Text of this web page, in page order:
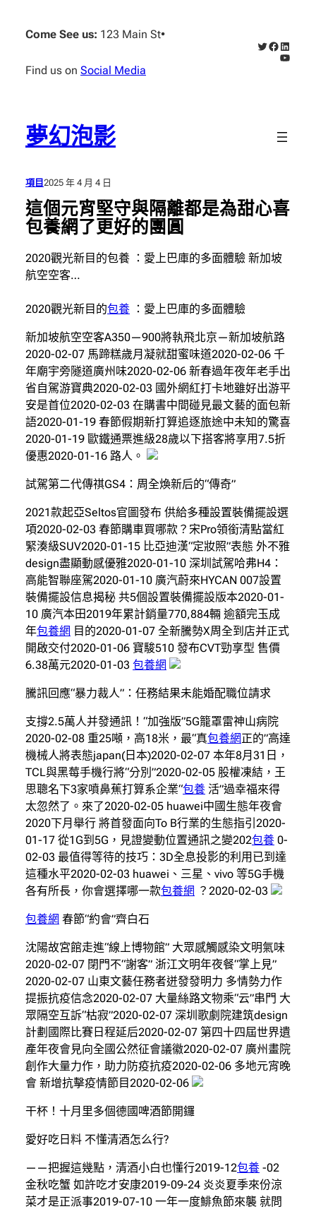
Come See us: 123 Main St•
Find us on Social Media
X Facebook
夢幻泡影
項目 2025 年 4 月 4 日
這個元宵堅守與隔離都是為甜心喜
包養網了更好的團圓
2020觀光新目的包養 ：愛上巴庫的多面體驗 新加坡
航空空客…
2020觀光新目的包養 ：愛上巴庫的多面體驗
新加坡航空空客A350—900將執飛北京—新加坡航路
2020-02-07 馬蹄糕歲月凝就甜蜜味道2020-02-06 千
年廟宇旁隧道廣州味2020-02-06 新春過年夜年老手出
省自駕游寶典2020-02-03 國外網紅打卡地雖好出游平
安是首位2020-02-03 在購書中間碰見最文藝的面包新
語2020-01-19 春節假期新打算追逐旅途中未知的驚喜
2020-01-19 歐鐵通票進級28歲以下搭客將享用7.5折
優惠2020-01-16 路人。
試駕第二代傳祺GS4：周全煥新后的“傳奇”
2021款起亞Seltos官圖發布 供給多種設置裝備擺設選
項2020-02-03 春節購車買哪款？宋Pro領銜清點當紅
緊湊級SUV2020-01-15 比亞迪漢“定妝照”表態 外不雅
design盡顯動感優雅2020-01-10 深圳試駕哈弗H4：
高能智聯座駕2020-01-10 廣汽蔚來HYCAN 007設置
裝備擺設信息揭秘 共5個設置裝備擺設版本2020-01-
10 廣汽本田2019年累計銷量770,884輛 逾額完玉成
年包養網 目的2020-01-07 全新騰勢X周全到店并正式
開啟交付2020-01-06 寶駿510 發布CVT勁享型 售價
6.38萬元2020-01-03 包養網
騰訊回應“暴力裁人”：任務結果未能婚配職位請求
支撐2.5萬人并發通訊！“加強版”5G籠罩雷神山病院
2020-02-08 重25噸，高18米，最“真包養網正的”高達
機械人將表態japan(日本)2020-02-07 本年8月31日，
TCL與黑莓手機行將“分別”2020-02-05 股權凍結，王
思聰名下3家噴鼻蕉打算系企業“包養 活”過幸福來得
太忽然了。來了2020-02-05 huawei中國生態年夜會
2020下月舉行 將首發面向To B行業的生態指引2020-
01-17 從1G到5G，見證變動位置通訊之變202包養 0-
02-03 最值得等待的技巧：3D全息投影的利用已到達
這種水平2020-02-03 huawei、三星、vivo 等5G手機
各有所長，你會選擇哪一款包養網 ？2020-02-03
包養網 春節“約會”齊白石
沈陽故宮館走進“線上博物館” 大眾感觸感染文明氣味
2020-02-07 閉門不“謝客” 浙江文明年夜餐“掌上見”
2020-02-07 山東文藝任務者迸發發明力 多情勢力作
提振抗疫信念2020-02-07 大量絲路文物乘“云”串門 大
眾隔空互訴“枯寂”2020-02-07 深圳歌劇院建筑design
計劃國際比賽日程延后2020-02-07 第四十四屆世界遺
產年夜會見向全國公然征會議徽2020-02-07 廣州畫院
創作大量力作，助力防疫抗疫2020-02-06 多地元宵晚
會 新增抗擊疫情節目2020-02-06
干杯！十月里多個德國啤酒節開鑼
愛好吃日料 不懂清酒怎么行?
——把握這幾點，清酒小白也懂行2019-12包養 -02
金秋吃蟹 如許吃才安康2019-09-24 炎炎夏季來份涼
菜才是正派事2019-07-10 一年一度鯡魚節來襲 就問